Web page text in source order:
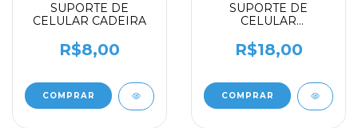
SUPORTE DE
CELULAR CADEIRA
R$8,00
COMPRAR
SUPORTE DE
CELULAR
R$18,00
COMPRAR